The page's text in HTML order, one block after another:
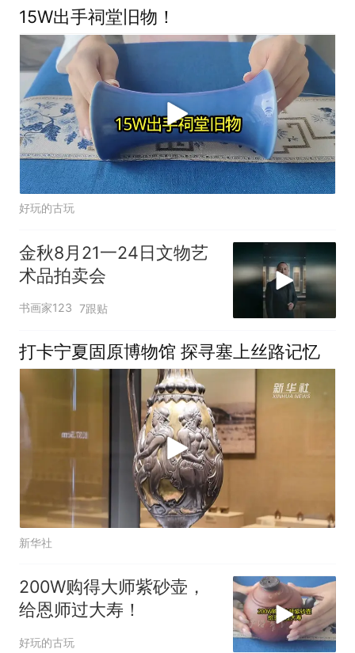
15W出手祠堂旧物！
好玩的古玩
金秋8月21一24日文物艺
术品拍卖会
书画家123 7跟贴
打卡宁夏固原博物馆 探寻塞上丝路记忆
新华社
200W购得大师紫砂壶，
给恩师过大寿！
好玩的古玩